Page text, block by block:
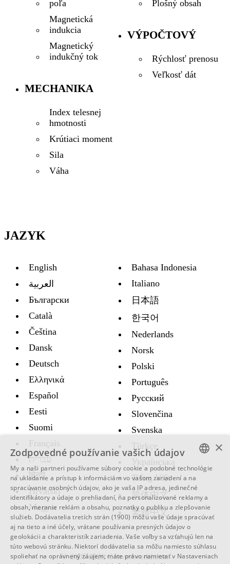
poľa
Magnetická
indukcia
Magnetický
indukčný tok
MECHANIKA
Index telesnej
hmotnosti
Krútiaci moment
Sila
Váha
Plošný obsah
VÝPOČTOVÝ
Rýchlosť prenosu
Veľkosť dát
JAZYK
English
العربية
Български
Català
Čeština
Dansk
Deutsch
Ελληνικά
Español
Eesti
Suomi
Français
עברית
हिन्दी
Hrvatski
Magyar
Bahasa Indonesia
Italiano
日本語
한국어
Nederlands
Norsk
Polski
Português
Русский
Slovenčina
Svenska
Türkçe
Украïнська
Tiếng Việt
简体中文
繁體中文
© 2005-2026 Convertworld.com
ENGLISH
SWEDISH
SPANISH
CATALAN
ARABIC
BULGARIAN
×
Zodpovedné používanie vašich údajov
My a naši partneri používame súbory cookie a podobné technológie
na ukladanie a prístup k informáciám vo vašom zariadení a na
spracúvanie osobných údajov, ako je vaša IP adresa, jedinečné
identifikátory a údaje o prehliadaní, na personalizované reklamy a
obsah, meranie reklám a obsahu, poznatky o publiku a zlepšovanie
služieb. Dodávatelia tretích strán (1900) môžu vaše údaje spracúvať
aj na tieto a iné účely, vrátane používania presných údajov o
geolokácii a charakteristík zariadenia. Vaše voľby sa vzťahujú len na
túto webovú stránku. Niektorí dodávatelia sa môžu namiesto súhlasu
spoliehať na oprávnený záujem; máte právo namietať v Nastaveniach